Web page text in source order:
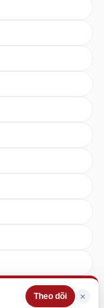
Theo dõi ×